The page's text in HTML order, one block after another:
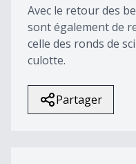
Avec le retour des
sont également de
celle des ronds de
culotte.
Partager